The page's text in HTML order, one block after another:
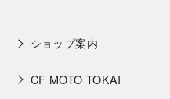
ショップ案内
CF MOTO TOKAI